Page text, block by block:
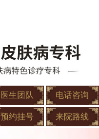
医生团队 电话咨询
预约挂号 来院路线